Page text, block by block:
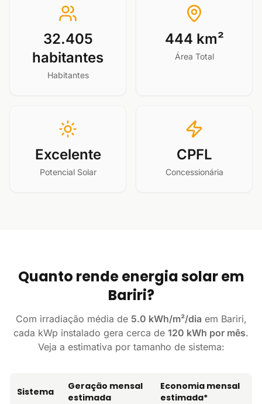
32.405
habitantes
Habitantes
444 km²
Área Total
Excelente
Potencial Solar
CPFL
Concessionária
Quanto rende energia solar em
Bariri?
Com irradiação média de 5.0 kWh/m²/dia em Bariri,
cada kWp instalado gera cerca de 120 kWh por mês.
Veja a estimativa por tamanho de sistema:
Sistema
Geração mensal
estimada
Economia mensal
estimada*